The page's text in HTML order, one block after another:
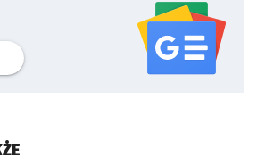
profil serwisu